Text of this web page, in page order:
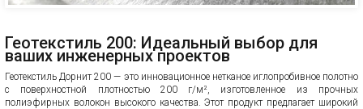
Геотекстиль 200: Идеальный выбор для
ваших инженерных проектов
Геотекстиль Дорнит 200 — это инновационное нетканое иглопробивное полотно
с поверхностной плотностью 200 г/м², изготовленное из прочных
полиэфирных волокон высокого качества. Этот продукт предлагает широкий